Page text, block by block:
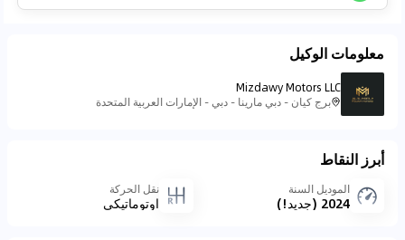
معلومات الوكيل
Mizdawy Motors LLC
برج كيان - دبي مارينا - دبي - الإمارات العربية المتحدة
أبرز النقاط
الموديل السنة
2024 (جديد!)
نقل الحركة
اوتوماتيكي